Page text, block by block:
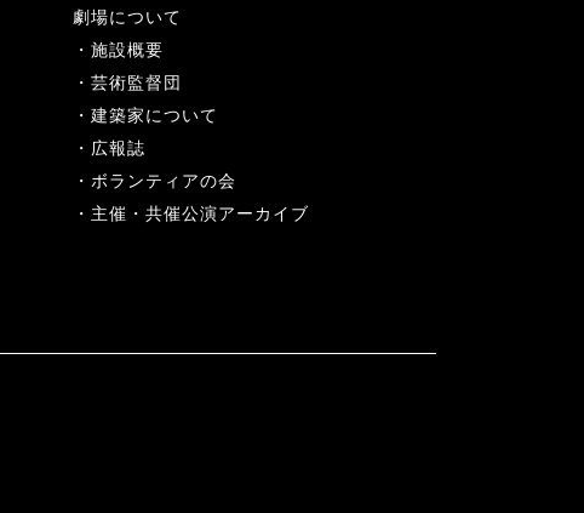
劇場について
施設概要
芸術監督団
建築家について
広報誌
ボランティアの会
主催・共催公演アーカイブ